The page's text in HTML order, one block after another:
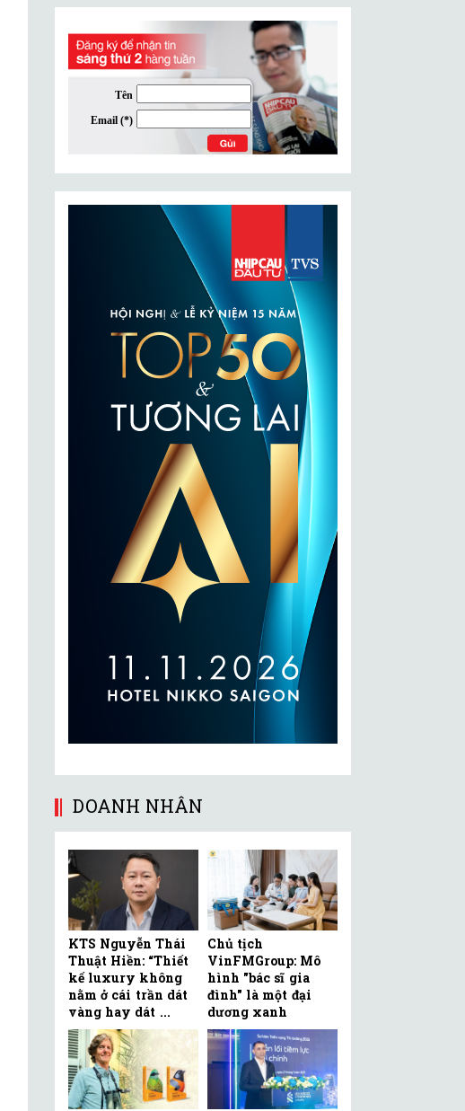
DOANH NHÂN
KTS Nguyễn Thái
Thuật Hiền: “Thiết
kế luxury không
nằm ở cái trần dát
vàng hay dát ...
Chủ tịch
VinFMGroup: Mô
hình "bác sĩ gia
đình" là một đại
dương xanh